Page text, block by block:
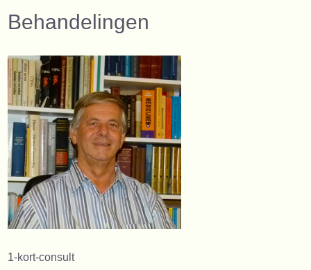
Behandelingen
1-kort-consult